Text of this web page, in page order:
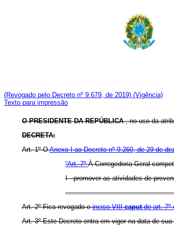
(Revogado pelo Decreto nº 9.679, de 2019) (Vigência)
Texto para impressão
O PRESIDENTE DA REPÚBLICA, no uso da
DECRETA:
Art. 1º OAnexo I ao Decreto nº 9.260, de 29 de
“Art. 7ºÀ Corregedoria-Geral
I - promover as atividades de
Art. 2º Fica revogado oinciso VIIIcaputdo art. 7º
Art. 3º Este Decreto entra em vigor na data de